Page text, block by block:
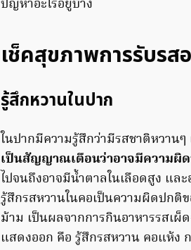
ปัญหาอะไรอยู่บ้าง
เช็คสุขภาพการรับรส
รู้สึกหวานในปาก
ในปากมีความรู้สึกว่ามีรสชาติหวาน
เป็นสัญญาณเตือนว่าอาจมีความผิด
ไปจนถึงอาจมีน้ำตาลในเลือดสูง แล
รู้สึกรสหวานในคอเป็นความผิดปกติ
ม้าม เป็นผลจากการกินอาหารรสเผ็
แสดงออก คือ รู้สึกรสหวาน คอแห้ง